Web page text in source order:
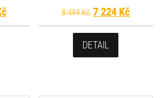
cena byla: 3 399 Kč.
Aktuální cena je: 2 889 Kč.
8 499Kč Původní cena
7 224 KčAktuální
DETAIL